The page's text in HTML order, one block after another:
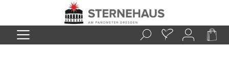
Zum Hauptinhalt springen